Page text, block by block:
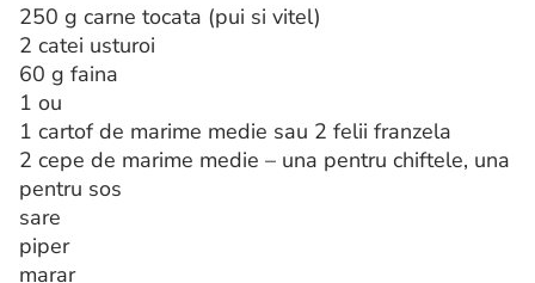
250 g carne tocata (pui si vitel)
2 catei usturoi
60 g faina
1 ou
1 cartof de marime medie sau 2 felii franzela
2 cepe de marime medie – una pentru chiftele, una
pentru sos
sare
piper
marar